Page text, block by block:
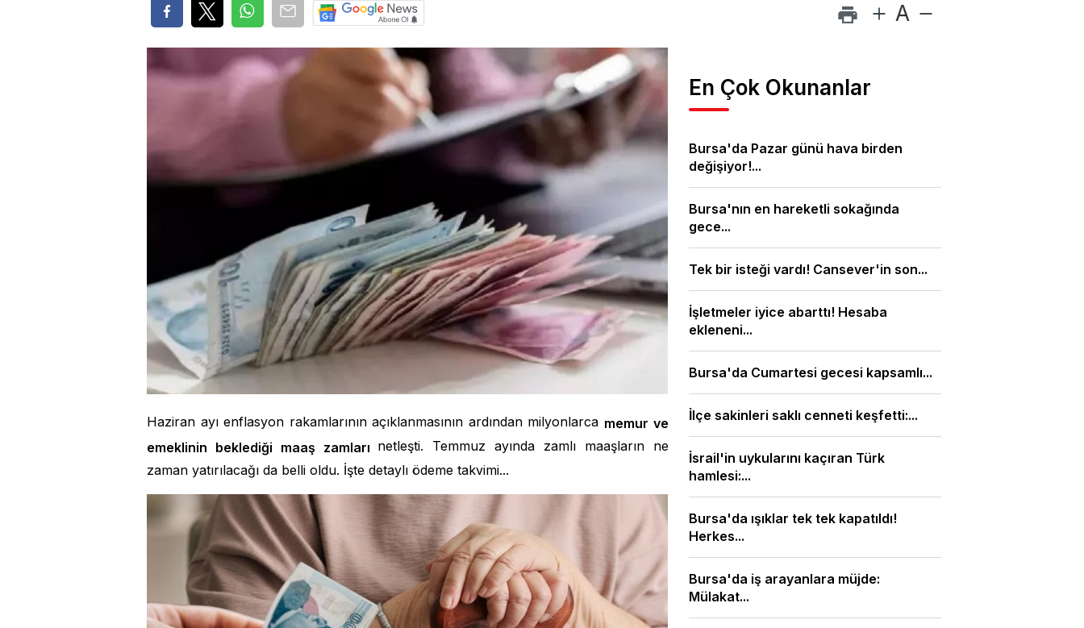
A
Haziran ayı enflasyon rakamlarının açıklanmasının ardından milyonlarca memur ve
emeklinin beklediği maaş zamları netleşti. Temmuz ayında zamlı maaşların ne
zaman yatırılacağı da belli oldu. İşte detaylı ödeme takvimi...
En Çok Okunanlar
Bursa'da Pazar günü hava birden
değişiyor!...
Bursa'nın en hareketli sokağında
gece...
Tek bir isteği vardı! Cansever'in son...
İşletmeler iyice abarttı! Hesaba
ekleneni...
Bursa'da Cumartesi gecesi kapsamlı...
İlçe sakinleri saklı cenneti keşfetti:...
İsrail'in uykularını kaçıran Türk
hamlesi:...
Bursa'da ışıklar tek tek kapatıldı!
Herkes...
Bursa'da iş arayanlara müjde:
Mülakat...